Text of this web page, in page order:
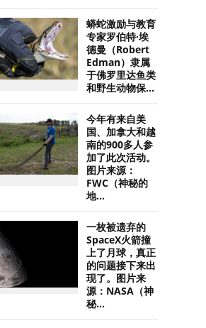
蟒蛇激励与教育
专家罗伯特·埃
德曼（Robert
Edman）隶属
于佛罗里达鱼类
和野生动物保...
今年有来自美
国、加拿大和越
南的900多人参
加了此次活动。
图片来源：
FWC（神秘的
地...
一枚被遗弃的
SpaceX火箭撞
上了月球，真正
的问题接下来出
现了。图片来
源：NASA（神
秘...